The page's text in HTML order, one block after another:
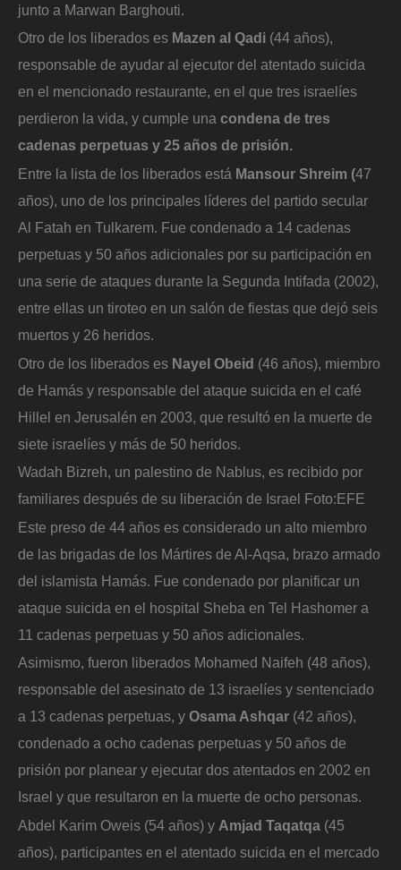
junto a Marwan Barghouti.
Otro de los liberados es Mazen al Qadi (44 años),
responsable de ayudar al ejecutor del atentado suicida
en el mencionado restaurante, en el que tres israelíes
perdieron la vida, y cumple una condena de tres
cadenas perpetuas y 25 años de prisión.
Entre la lista de los liberados está Mansour Shreim (47
años), uno de los principales líderes del partido secular
Al Fatah en Tulkarem. Fue condenado a 14 cadenas
perpetuas y 50 años adicionales por su participación en
una serie de ataques durante la Segunda Intifada (2002),
entre ellas un tiroteo en un salón de fiestas que dejó seis
muertos y 26 heridos.
Otro de los liberados es Nayel Obeid (46 años), miembro
de Hamás y responsable del ataque suicida en el café
Hillel en Jerusalén en 2003, que resultó en la muerte de
siete israelíes y más de 50 heridos.
Wadah Bizreh, un palestino de Nablus, es recibido por
familiares después de su liberación de Israel Foto:EFE
Este preso de 44 años es considerado un alto miembro
de las brigadas de los Mártires de Al-Aqsa, brazo armado
del islamista Hamás. Fue condenado por planificar un
ataque suicida en el hospital Sheba en Tel Hashomer a
11 cadenas perpetuas y 50 años adicionales.
Asimismo, fueron liberados Mohamed Naifeh (48 años),
responsable del asesinato de 13 israelíes y sentenciado
a 13 cadenas perpetuas, y Osama Ashqar (42 años),
condenado a ocho cadenas perpetuas y 50 años de
prisión por planear y ejecutar dos atentados en 2002 en
Israel y que resultaron en la muerte de ocho personas.
Abdel Karim Oweis (54 años) y Amjad Taqatqa (45
años), participantes en el atentado suicida en el mercado